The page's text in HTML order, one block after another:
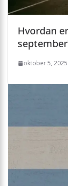
Hvordan
oktober 5, 2025